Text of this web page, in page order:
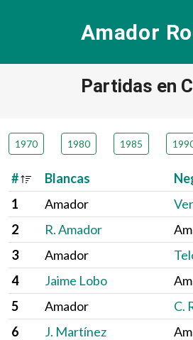
Amador
Partidas en
1970 1980 1985
# Blancas
1
Amador
2
R. Amador
3
Amador
4
Jaime Lobo
5
Amador C.
6
J. Martínez